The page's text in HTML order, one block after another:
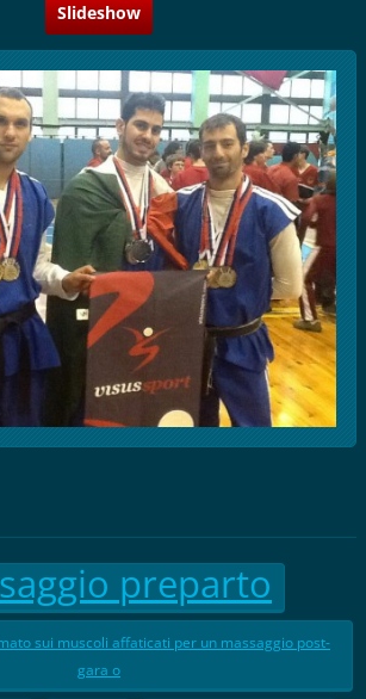
Slideshow
preparto
sui muscoli affaticati per un massaggio post-
gara o